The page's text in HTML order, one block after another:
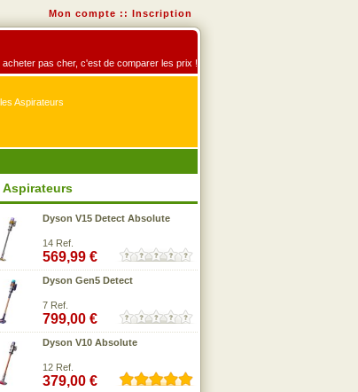
Mon compte :: Inscription
pas cher, c'est de comparer les prix !
Aspirateurs
Aspirateurs
Dyson V15 Detect Absolute
14 Ref.
569,99 €
Dyson Gen5 Detect
7 Ref.
799,00 €
Dyson V10 Absolute
12 Ref.
379,00 €